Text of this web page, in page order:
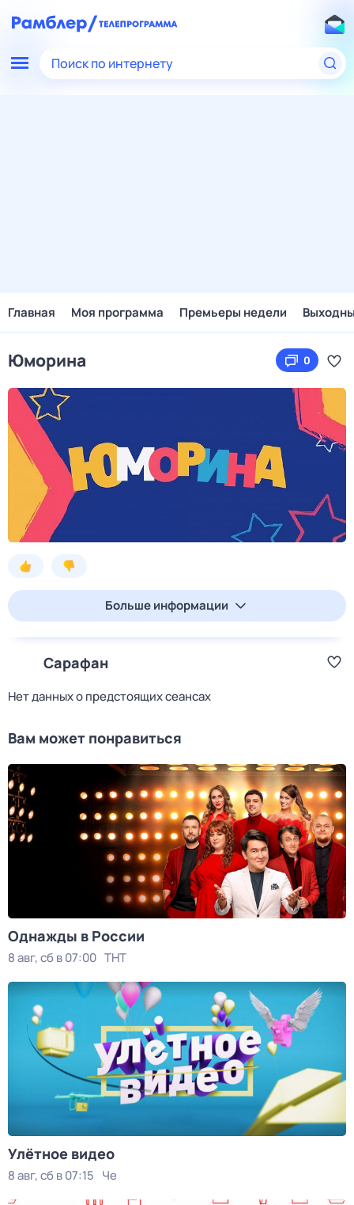
Поиск по интернету
Главная Моя программа Премьеры недели
Юморина 0
Больше информации
Сарафан
Нет данных о предстоящих сеансах
Вам может понравиться
Однажды в России
8 авг, сб в 07:00 ТНТ
Улётное видео
8 авг, сб в 07:15 Че